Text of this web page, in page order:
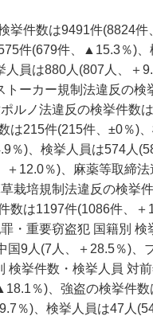
挙件数は9491件(8824
件(679件、▲15.3％)
人員は880人(807人、
トーカー規制法違反の
ルノ法違反の検挙件数
は215件(215件、±0％)
％)、検挙人員は574人
12.0％)、麻薬等取締
栽培規制法違反の検挙
数は1197件(1086件、
・重要窃盗犯 国籍別
9人(7人、＋28.5％)、
検挙件数・検挙人員 対
％)、強盗の検挙件
％)、検挙人員は47人